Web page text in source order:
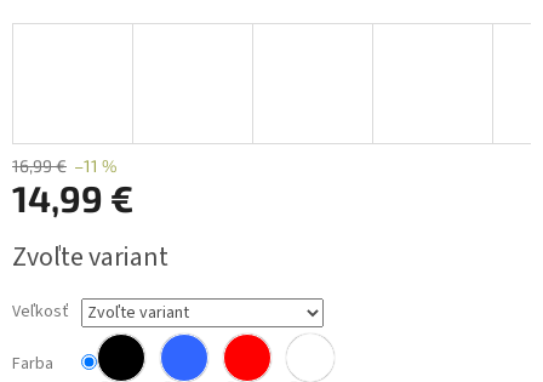
16,99 € –11 %
14,99 €
cena:
Zvoľte variant
Veľkosť
Farba